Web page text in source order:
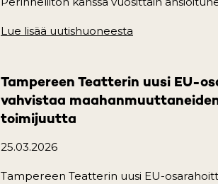
Lue lisää uutishuoneesta
Tampereen Teatterin uusi EU-
vahvistaa
toimijuutta
25.03.2026
Tampereen Teatterin uusi EU-